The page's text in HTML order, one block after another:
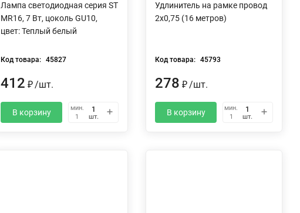
Лампа светодиодная серия ST
MR16, 7 Вт, цоколь GU10,
цвет: Теплый белый
Код товара: 45827
412 ₽/шт.
В корзину
мин.
1
шт.
Удлинитель на рамке провод
2х0,75 (16 метров)
Код товара: 45793
278 ₽/шт.
В корзину
мин.
1
шт.